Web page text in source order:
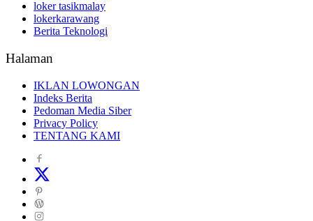
loker tasikmalay
lokerkarawang
Berita Teknologi
Halaman
IKLAN LOWONGAN
Indeks Berita
Pedoman Media Siber
Privacy Policy
TENTANG KAMI